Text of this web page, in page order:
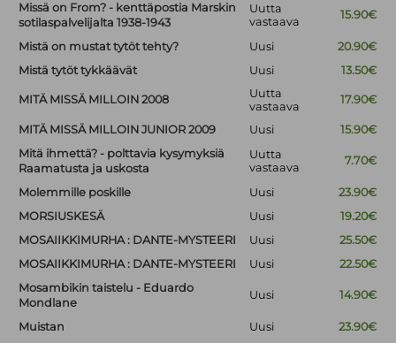
Missä on From? - kenttäpostia Marskin
sotilaspalvelijalta 1938-1943
Uutta
vastaava
15.90€
Mistä on mustat tytöt tehty? Uusi
20.90€
Mistä tytöt tykkäävät
Uusi 13.50€
MITÄ MISSÄ MILLOIN 2008
Uutta
vastaava
17.90€
MITÄ MISSÄ MILLOIN JUNIOR 2009 Uusi
15.90€
Mitä ihmettä? - polttavia kysymyksiä
Raamatusta ja uskosta
Uutta
vastaava
7.70€
Molemmille poskille Uusi
23.90€
MORSIUSKESÄ
Uusi
19.20€
MOSAIIKKIMURHA : DANTE-MYSTEERI
Uusi
25.50€
MOSAIIKKIMURHA : DANTE-MYSTEERI
Uusi
22.50€
Mosambikin taistelu - Eduardo
Mondlane
Uusi 14.90€
Muistan Uusi
23.90€